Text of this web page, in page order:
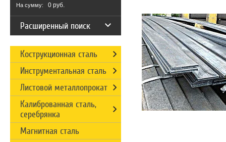
На сумму:
0 руб.
Расширенный поиск
Кострукционная сталь
Инструментальная сталь
Листовой металлопрокат
Калиброванная сталь,
серебрянка
Магнитная сталь